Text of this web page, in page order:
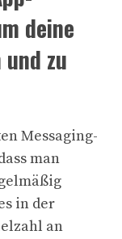
deine
zu
Messaging-
man
in der
an